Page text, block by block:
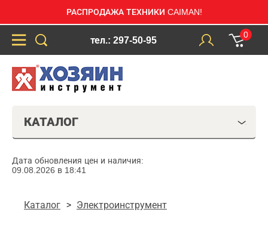
РАСПРОДАЖА ТЕХНИКИ CAIMAN!
тел.: 297-50-95
0
КАТАЛОГ
Дата обновления цен и наличия:
09.08.2026 в 18:41
Каталог Электроинструмент